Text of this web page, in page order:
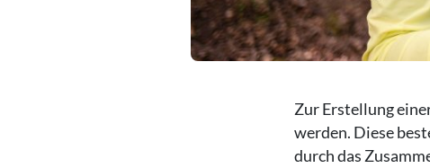
Zur Erstellung
werden. Diese
durch das